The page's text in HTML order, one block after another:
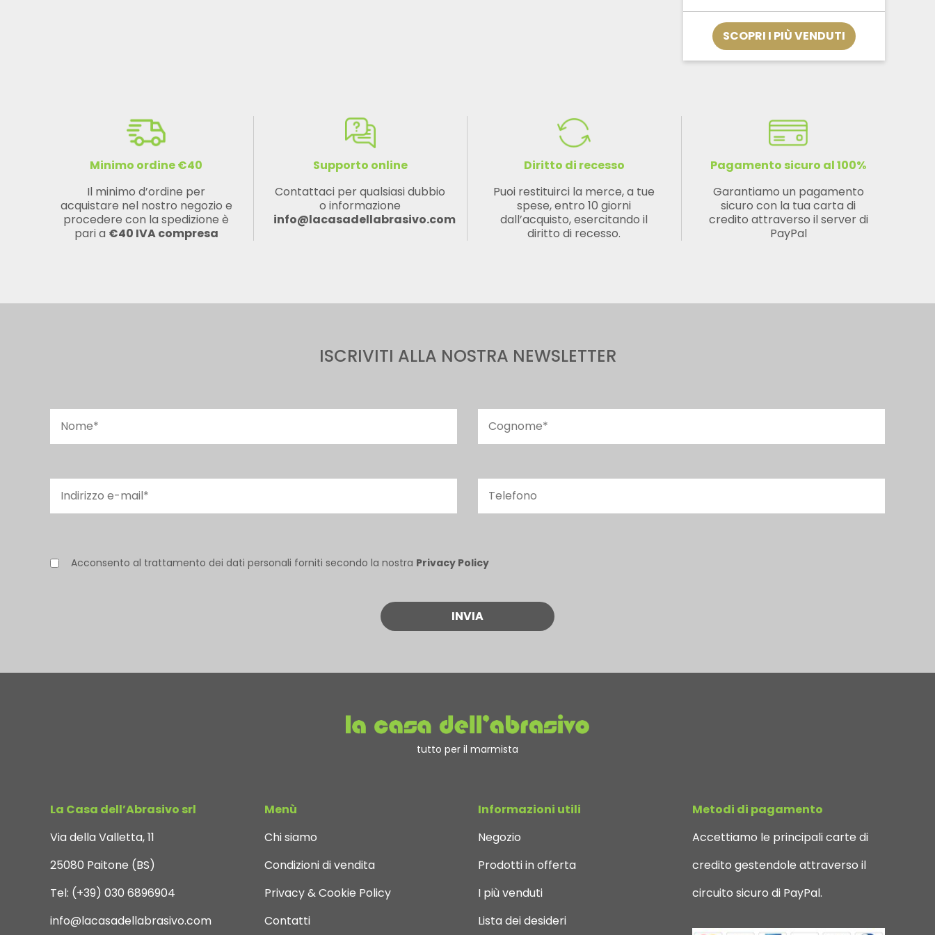
€12,32
a
€33,32
SCOPRI I PIÙ VENDUTI
Minimo ordine €40
Il minimo d’ordine per
acquistare nel nostro negozio e
procedere con la spedizione è
pari a €40 IVA compresa
Supporto online
Contattaci per qualsiasi dubbio
o informazione
info@lacasadellabrasivo.com
Diritto di recesso
Puoi restituirci la merce, a tue
spese, entro 10 giorni
dall’acquisto, esercitando il
diritto di recesso.
Pagamento sicuro al 100%
Garantiamo un pagamento
sicuro con la tua carta di
credito attraverso il server di
PayPal
ISCRIVITI ALLA NOSTRA NEWSLETTER
Acconsento al trattamento dei dati personali forniti secondo la nostra Privacy Policy
tutto per il marmista
La Casa dell’Abrasivo srl
Via della Valletta, 11
25080 Paitone (BS)
Tel: (+39) 030 6896904
info@lacasadellabrasivo.com
Menù
Chi siamo
Condizioni di vendita
Privacy & Cookie Policy
Contatti
Informazioni utili
Negozio
Prodotti in offerta
I più venduti
Lista dei desideri
Metodi di pagamento
Accettiamo le principali carte di
credito gestendole attraverso il
circuito sicuro di PayPal.